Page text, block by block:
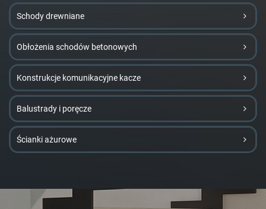
Schody drewniane
Obłożenia schodów betonowych
Konstrukcje komunikacyjne kacze
Balustrady i poręcze
Ścianki ażurowe